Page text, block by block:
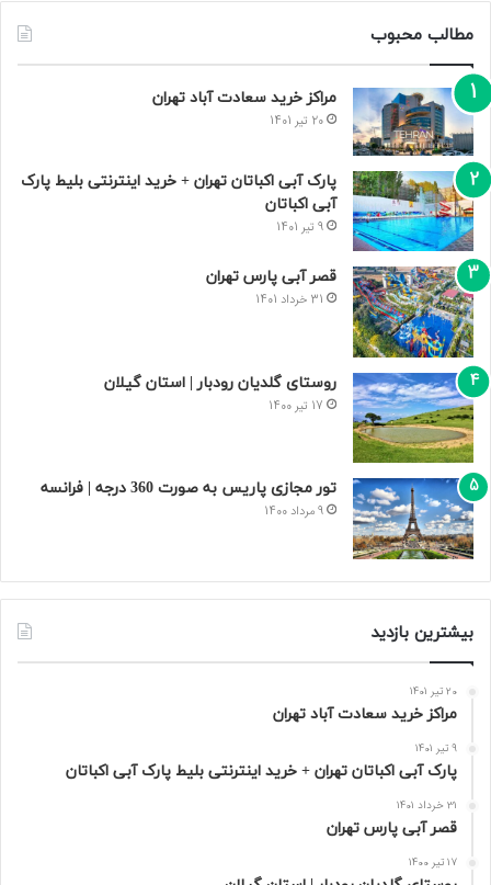
مطالب محبوب
مراکز خرید سعادت‌ آباد تهران
20 تیر 1401
پارک آبی اکباتان تهران + خرید اینترنتی بلیط پارک
آبی اکباتان
9 تیر 1401
قصر آبی پارس تهران
31 خرداد 1401
روستای گلدیان رودبار | استان گیلان
17 تیر 1400
تور مجازی پاریس به صورت 360 درجه | فرانسه
9 مرداد 1400
بیشترین بازدید
20 تیر 1401
مراکز خرید سعادت‌ آباد تهران
9 تیر 1401
پارک آبی اکباتان تهران + خرید اینترنتی بلیط پارک آبی اکباتان
31 خرداد 1401
قصر آبی پارس تهران
17 تیر 1400